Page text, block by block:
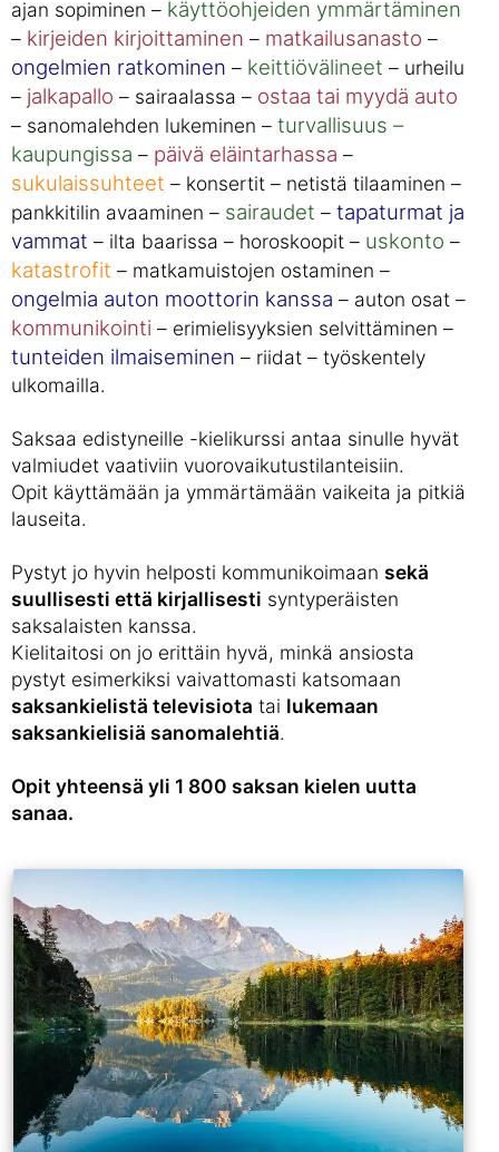
ajan sopiminen – käyttöohjeiden ymmärtäminen
– kirjeiden kirjoittaminen – matkailusanasto –
ongelmien ratkominen – keittiövälineet – urheilu
– jalkapallo – sairaalassa – ostaa tai myydä auto
– sanomalehden lukeminen – turvallisuus –
kaupungissa – päivä eläintarhassa –
sukulaissuhteet – konsertit – netistä tilaaminen –
pankkitilin avaaminen – sairaudet – tapaturmat ja
vammat – ilta baarissa – horoskoopit – uskonto –
katastrofit – matkamuistojen ostaminen –
ongelmia auton moottorin kanssa – auton osat –
kommunikointi – erimielisyyksien selvittäminen –
tunteiden ilmaiseminen – riidat – työskentely
ulkomailla.
Saksaa edistyneille -kielikurssi antaa sinulle hyvät
valmiudet vaativiin vuorovaikutustilanteisiin.
Opit käyttämään ja ymmärtämään vaikeita ja pitkiä
lauseita.
Pystyt jo hyvin helposti kommunikoimaan sekä
suullisesti että kirjallisesti syntyperäisten
saksalaisten kanssa.
Kielitaitosi on jo erittäin hyvä, minkä ansiosta
pystyt esimerkiksi vaivattomasti katsomaan
saksankielistä televisiota tai lukemaan
saksankielisiä sanomalehtiä.
Opit yhteensä yli 1 800 saksan kielen uutta
sanaa.